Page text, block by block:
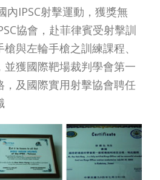
內IPSC射擊運動，獲獎無
協會，赴菲律賓受射擊訓
與左輪手槍之訓練課程、
獲國際靶場裁判學會第一
，及國際實用射擊協會聘任